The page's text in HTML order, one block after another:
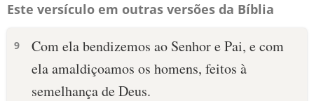
Este versículo em outras versões da Bíblia
9
Com ela bendizemos ao Senhor e Pai, e com
ela amaldiçoamos os homens, feitos à
semelhança de Deus.